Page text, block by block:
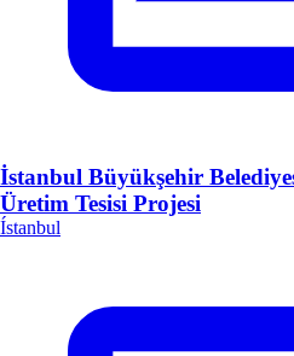
İstanbul Büyükşehir
Üretim Tesisi Projesi
Ístanbul